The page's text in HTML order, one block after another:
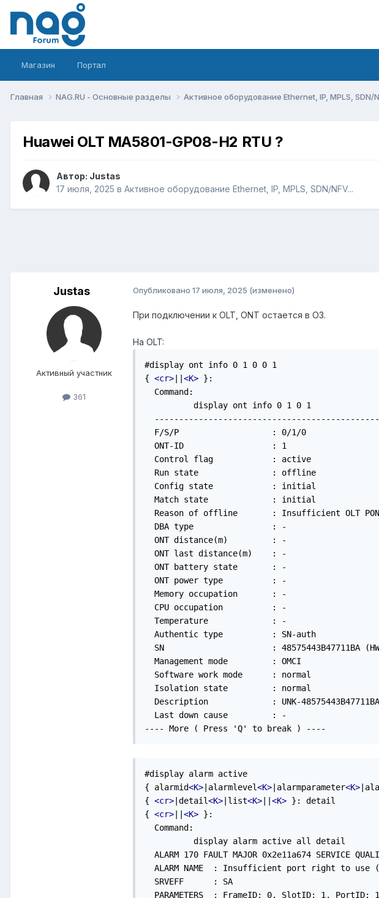
Магазин Портал
Главная NAG.RU - Основные разделы Активное оборудование Ethernet, IP, MPLS, SDN/
Huawei OLT MA5801-GP08-H2 RTU ?
Автор: Justas
17 июля, 2025 в Активное оборудование Ethernet, IP, MPLS, SDN/NFV...
Justas
Активный участник
361
Опубликовано 17 июля, 2025 (изменено)
При подключении к OLT, ONT остается в O3.
На OLT:
#display ont info 0 1 0 0 1
{ <cr> <K> }:
Command:
display ont info 0 1 0 1
F/S/P                   : 0/1/0
ONT-ID                  : 1
Control flag            : active
Run state               : offline
Config state            : initial
Match state             : initial
Reason of offline       : Insufficient OLT PON
DBA type                : -
ONT distance(m)         : -
ONT last distance(m)    : -
ONT battery state       : -
ONT power type          : -
Memory occupation       : -
CPU occupation          : -
Temperature             : -
Authentic type          : SN-auth
SN                      : 48575443B47711BA
Management mode         : OMCI
Software work mode      : normal
Isolation state         : normal
Description             : UNK-48575443B47711BA
Last down cause         : -
---- More ( Press 'Q' to break ) ----
#display alarm active
{ alarmid<K> |alarmlevel<K> |alarmparameter<K>
{ <cr> |detail<K> |list<K> <K> }: detail
{ <cr> <K> }:
Command:
display alarm active all detail
ALARM 170 FAULT MAJOR 0x2e11a674 SERVICE
ALARM NAME  : Insufficient port right to use
  SRVEFF      : SA
  PARAMETERS  : FrameID: 0, SlotID: 1, PortID: 1